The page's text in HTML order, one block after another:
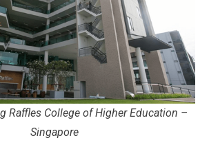
Raffles College of Higher Education –
Singapore